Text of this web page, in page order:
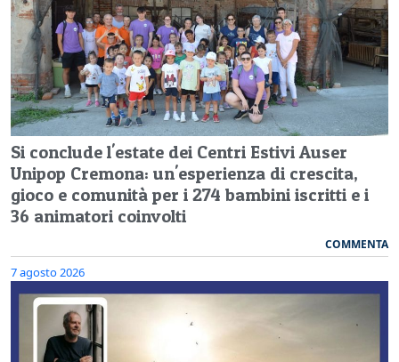
Si conclude l'estate dei Centri Estivi Auser
Unipop Cremona: un'esperienza di crescita,
gioco e comunità per i 274 bambini iscritti e i
36 animatori coinvolti
COMMENTA
7 agosto 2026